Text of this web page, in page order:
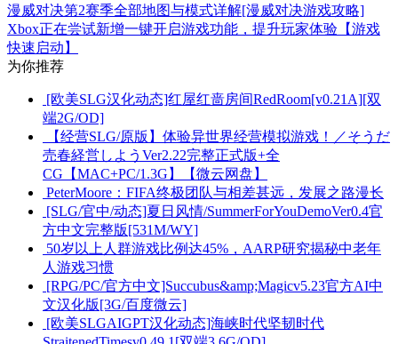
漫威对决第2赛季全部地图与模式详解[漫威对决游戏攻略]
Xbox正在尝试新增一键开启游戏功能，提升玩家体验【游戏
快速启动】
为你推荐
[欧美SLG汉化动态]红屋红啬房间RedRoom[v0.21A][双
端2G/OD]
【经营SLG/原版】体验异世界经营模拟游戏！／そうだ
売春経営しようVer2.22完整正式版+全
CG【MAC+PC/1.3G】【微云网盘】
PeterMoore：FIFA终极团队与相差甚远，发展之路漫长
[SLG/官中/动态]夏日风情/SummerForYouDemoVer0.4官
方中文完整版[531M/WY]
50岁以上人群游戏比例达45%，AARP研究揭秘中老年
人游戏习惯
[RPG/PC/官方中文]Succubus&amp;Magicv5.23官方AI中
文汉化版[3G/百度微云]
[欧美SLGAIGPT汉化动态]海峡时代坚韧时代